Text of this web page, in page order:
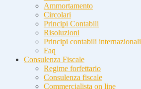
Ammortamento
Circolari
Principi Contabili
Risoluzioni
Principi contabili internazionali
Faq
Consulenza Fiscale
Regime forfettario
Consulenza fiscale
Commercialista on line